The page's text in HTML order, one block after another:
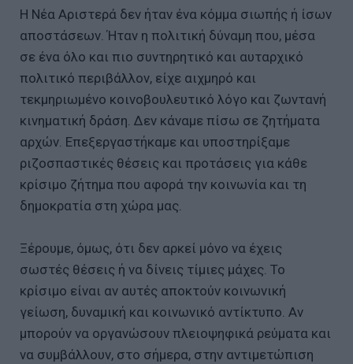
Η Νέα Αριστερά δεν ήταν ένα κόμμα σιωπής ή ίσων
αποστάσεων. Ήταν η πολιτική δύναμη που, μέσα
σε ένα όλο και πιο συντηρητικό και αυταρχικό
πολιτικό περιβάλλον, είχε αιχμηρό και
τεκμηριωμένο κοινοβουλευτικό λόγο και ζωντανή
κινηματική δράση. Δεν κάναμε πίσω σε ζητήματα
αρχών. Επεξεργαστήκαμε και υποστηρίξαμε
ριζοσπαστικές θέσεις και προτάσεις για κάθε
κρίσιμο ζήτημα που αφορά την κοινωνία και τη
δημοκρατία στη χώρα μας.
Ξέρουμε, όμως, ότι δεν αρκεί μόνο να έχεις
σωστές θέσεις ή να δίνεις τίμιες μάχες. Το
κρίσιμο είναι αν αυτές αποκτούν κοινωνική
γείωση, δυναμική και κοινωνικό αντίκτυπο. Αν
μπορούν να οργανώσουν πλειοψηφικά ρεύματα και
να συμβάλλουν, στο σήμερα, στην αντιμετώπιση